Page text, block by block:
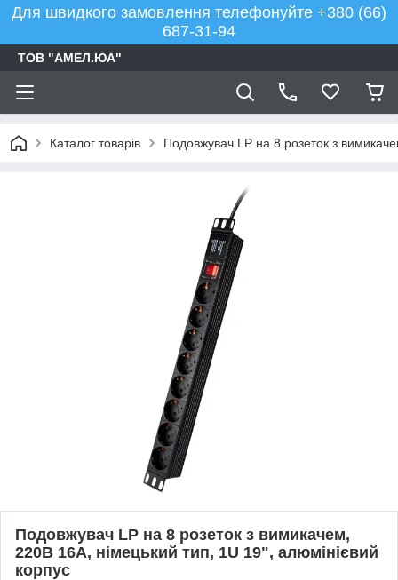
Для швидкого замовлення телефонуйте +380 (66)
687-31-94
ТОВ "АМЕЛ.ЮА"
Каталог товарів Подовжувач LP на 8 розеток з
Подовжувач LP на 8 розеток з вимикачем,
220В 16A, німецький тип, 1U 19", алюмінієвий
корпус